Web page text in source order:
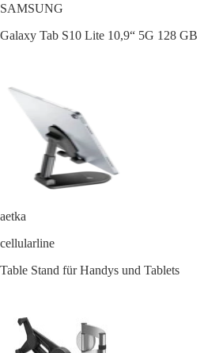
SAMSUNG
Galaxy Tab S10 Lite 10,9“ 5G 128 GB
aetka
cellularline
Table Stand für Handys und Tablets